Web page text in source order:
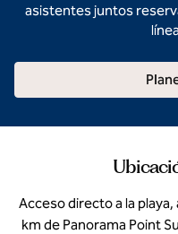
asistentes juntos
Acceso directo a la playa,
km de Panorama Point